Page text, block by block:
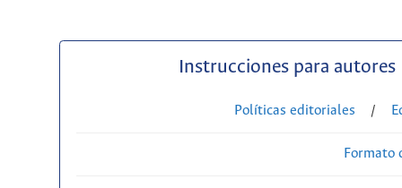
Instrucciones para autores
Políticas editoriales /
Formato